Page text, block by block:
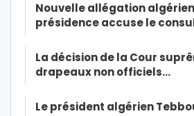
Nouvelle allégation
présidence accuse le
La décision de la Cour
drapeaux non officiels…
Le président algérien